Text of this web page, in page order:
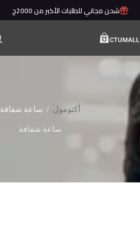
التجاوزشحن مجاني للطلبات الأكبر من 2000ج
أكتومول / ساعة شفافة
ساعة شفافة